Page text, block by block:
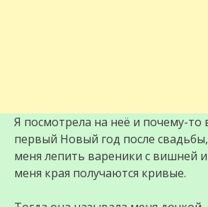
Я посмотрела на неё и почему-
первый Новый год после
меня лепить вареники с вишней и
меня края получаются кривые.